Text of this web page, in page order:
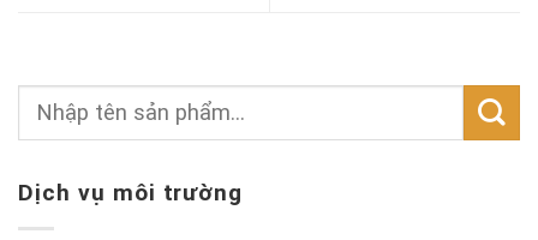
Dịch vụ môi trường